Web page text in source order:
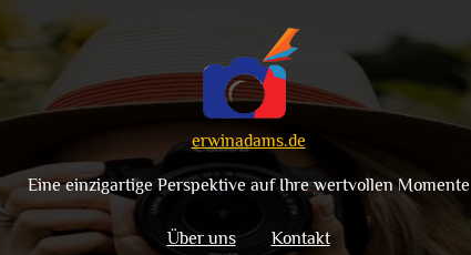
erwinadams.de
Eine einzigartige Perspektive auf Ihre wertvollen Momente
Über uns Kontakt